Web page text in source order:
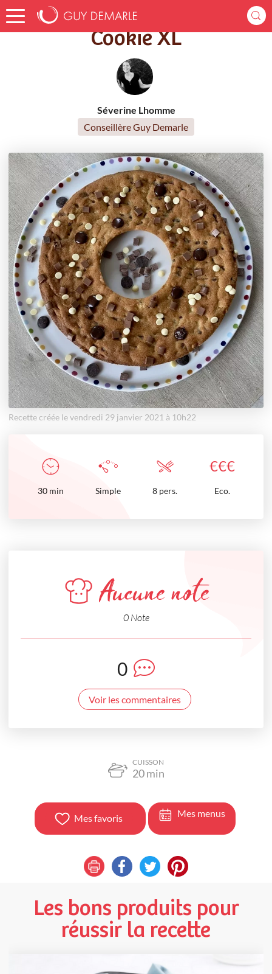
Accueil Recettes Cookie XL
Cookie XL
Séverine Lhomme
Conseillère Guy Demarle
Recette créée le vendredi 29 janvier 2021 à 10h22
€€€
30 min Simple 8 pers. Eco.
Aucune note
0 Note
0
Voir les commentaires
CUISSON
20min
Mes favoris Mes menus
Les bons produits pour
réussir la recette